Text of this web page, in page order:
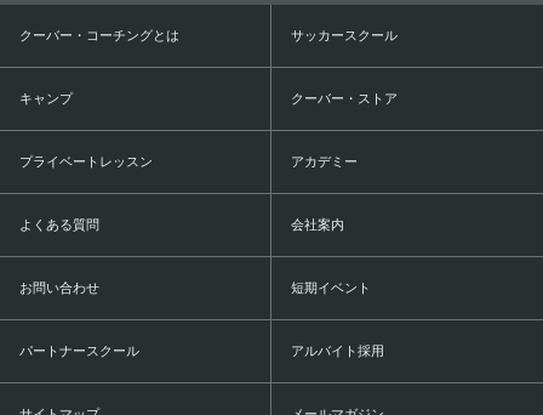
クーバー・コーチングとは サッカースクール
キャンプ クーバー・ストア
プライベートレッスン アカデミー
よくある質問 会社案内
お問い合わせ 短期イベント
パートナースクール アルバイト採用